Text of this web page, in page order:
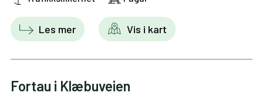
Les mer Vis i kart
Fortau i Klæbuveien